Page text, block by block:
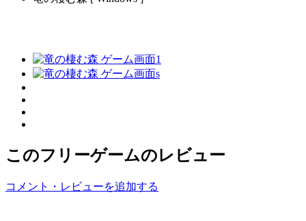
このフリーゲームのレビュー
コメント・レビューを追加する